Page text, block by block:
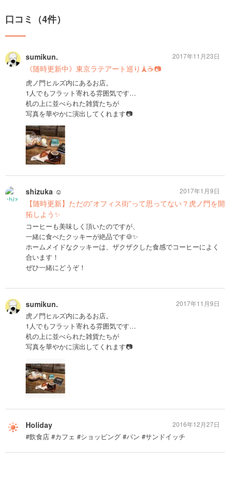
口コミ（4件）
sumikun.
《随時更新中》東京ラテアート巡り🗼☕️📷
虎ノ門ヒルズ内にあるお店。
1人でもフラット寄れる雰囲気です…
机の上に並べられた雑貨たちが
写真を華やかに演出してくれます📷
2017年11月23日
shizuka ☺︎
【随時更新】ただの”オフィス街”って思ってない？虎ノ門を開
拓しよう✨
コーヒーも美味しく頂いたのですが、
一緒に食べたクッキーが絶品です🍪✨
ホームメイドなクッキーは、ザクザクした食感でコーヒーによく
合います！
ぜひ一緒にどうぞ！
2017年1月9日
sumikun.
虎ノ門ヒルズ内にあるお店。
1人でもフラット寄れる雰囲気です…
机の上に並べられた雑貨たちが
写真を華やかに演出してくれます📷
2017年11月9日
Holiday
#飲食店 #カフェ #ショッピング #パン #サンドイッチ
2016年12月27日